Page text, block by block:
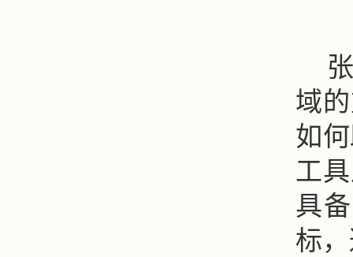
域
如
工
具
标